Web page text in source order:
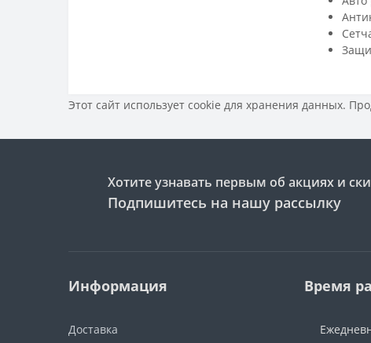
Этот сайт использует cookie для хранения данных.
Хотите узнавать первым об акциях и
Подпишитесь на нашу рассылку
Информация
Доставка
Время